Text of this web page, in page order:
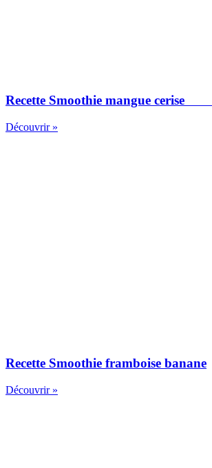
Recette Smoothie
Découvrir »
Recette Smoothie framboise banane
Découvrir »